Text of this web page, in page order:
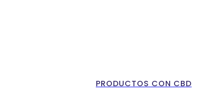
PRODUCTOS CON CBD